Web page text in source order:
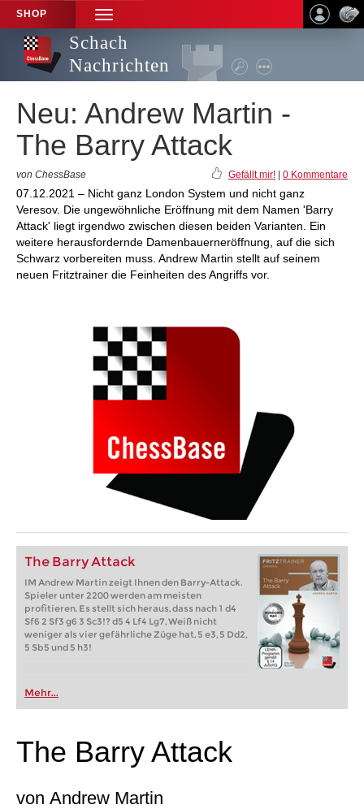
SHOP
TOGGLE
NAVIGATION
Schach
Nachrichten
Neu: Andrew Martin -
The Barry Attack
von ChessBase Gefällt mir! 0 Kommentare
07.12.2021 – Nicht ganz London System und nicht ganz
Veresov. Die ungewöhnliche Eröffnung mit dem Namen 'Barry
Attack' liegt irgendwo zwischen diesen beiden Varianten. Ein
weitere herausfordernde Damenbauerneröffnung, auf die sich
Schwarz vorbereiten muss. Andrew Martin stellt auf seinem
neuen Fritztrainer die Feinheiten des Angriffs vor.
The Barry Attack
IM Andrew Martin zeigt Ihnen den Barry-Attack.
Spieler unter 2200 werden am meisten
profitieren. Es stellt sich heraus, dass nach 1 d4
Sf6 2 Sf3 g6 3 Sc3!? d5 4 Lf4 Lg7, Weiß nicht
weniger als vier gefährliche Züge hat, 5 e3, 5 Dd2,
5 Sb5 und 5 h3!
Mehr...
The Barry Attack
von Andrew Martin